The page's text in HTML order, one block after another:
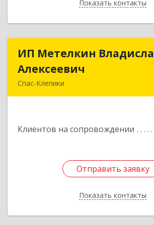
Показать контакты
Назад
ИП Метелкин
Алексеевич
Спас-Клепики
Клиентов на сопровождении
Отправить заявку
Показать контакты
ИП Метелкин
Отправить заявку
Назад